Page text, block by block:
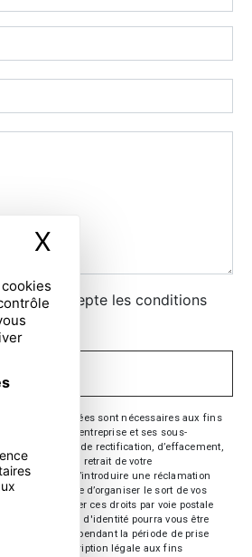
X
case, j'accepte les conditions
**
communiquées sont nécessaires aux fins
destinées à l'entreprise et ses sous-
droits d’accès, de rectification, d’effacement,
d’opposition, de retrait de votre
et du droit d’introduire une réclamation
ainsi que d’organiser le sort de vos
pouvez exercer ces droits par voie postale
Un justificatif d'identité pourra vous être
vos données pendant la période de prise
durée de prescription légale aux fins